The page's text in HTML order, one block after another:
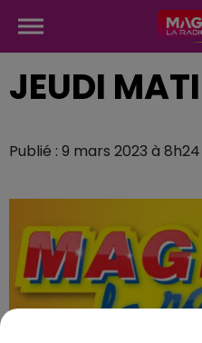
JEUDI
Publié : 9 mars 2023 à 8h24